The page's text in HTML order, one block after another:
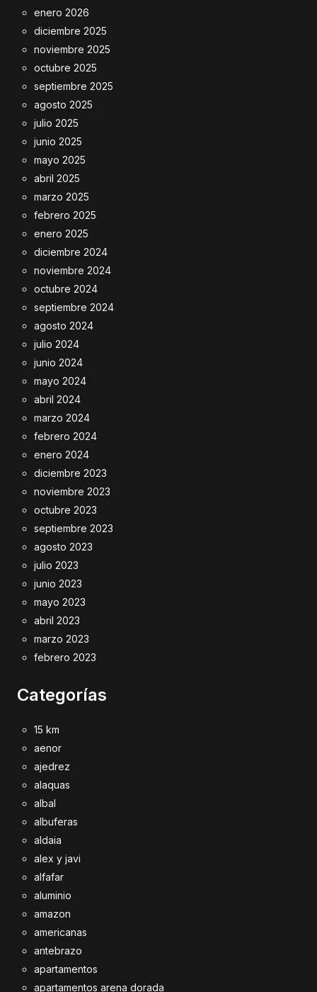
enero 2026
diciembre 2025
noviembre 2025
octubre 2025
septiembre 2025
agosto 2025
julio 2025
junio 2025
mayo 2025
abril 2025
marzo 2025
febrero 2025
enero 2025
diciembre 2024
noviembre 2024
octubre 2024
septiembre 2024
agosto 2024
julio 2024
junio 2024
mayo 2024
abril 2024
marzo 2024
febrero 2024
enero 2024
diciembre 2023
noviembre 2023
octubre 2023
septiembre 2023
agosto 2023
julio 2023
junio 2023
mayo 2023
abril 2023
marzo 2023
febrero 2023
Categorías
15 km
aenor
ajedrez
alaquas
albal
albuferas
aldaia
alex y javi
alfafar
aluminio
amazon
americanas
antebrazo
apartamentos
apartamentos arena dorada